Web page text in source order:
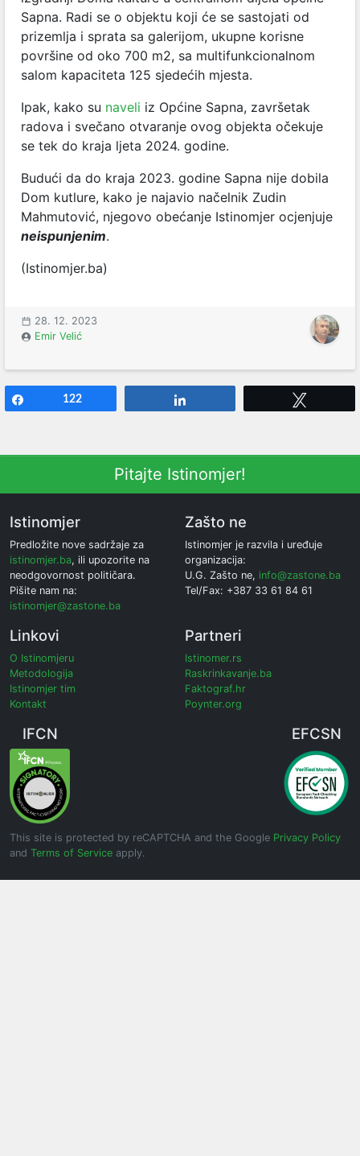
Sapna. Radi se o objektu koji će se sastojati od
prizemlja i sprata sa galerijom, ukupne korisne
površine od oko 700 m2, sa multifunkcionalnom
salom kapaciteta 125 sjedećih mjesta.
Ipak, kako su naveli iz Općine Sapna, završetak
radova i svečano otvaranje ovog objekta očekuje
se tek do kraja ljeta 2024. godine.
Budući da do kraja 2023. godine Sapna nije dobila
Dom kutlure, kako je najavio načelnik Zudin
Mahmutović, njegovo obećanje Istinomjer ocjenjuje
neispunjenim.
(Istinomjer.ba)
28. 12. 2023
Emir Velić
122
Pitajte Istinomjer!
Istinomjer
Predložite nove sadržaje za
istinomjer.ba, ili upozorite na
neodgovornost političara.
Pišite nam na:
istinomjer@zastone.ba
Zašto ne
Istinomjer je razvila i uređuje
organizacija:
U.G. Zašto ne, info@zastone.ba
Tel/Fax: +387 33 61 84 61
Linkovi
O Istinomjeru
Metodologija
Istinomjer tim
Kontakt
Partneri
Istinomer.rs
Raskrinkavanje.ba
Faktograf.hr
Poynter.org
IFCN EFCSN
This site is protected by reCAPTCHA and the Google Privacy Policy
and Terms of Service apply.